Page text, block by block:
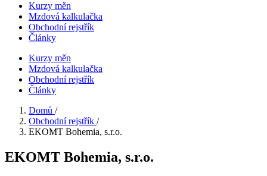
Kurzy měn
Mzdová kalkulačka
Obchodní rejstřík
Články
Kurzy měn
Mzdová kalkulačka
Obchodní rejstřík
Články
Domů /
Obchodní rejstřík /
EKOMT Bohemia, s.r.o.
EKOMT Bohemia, s.r.o.